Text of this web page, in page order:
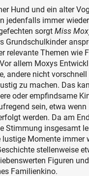
Hund und ein alter
jedenfalls immer
sorgt Miss
Grundschulkinder
relevante Themen wie
allem Moxys
andere nicht
zu machen. Das
oder empfindsame
sein, etwa
werden. Da am
Stimmung insgesamt
Momente immer
stellenweise
Figuren
Familienkino.